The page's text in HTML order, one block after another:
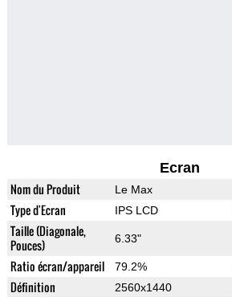
Ecran
Nom du Produit Le Max
Type d'Ecran IPS LCD
Taille (Diagonale,
Pouces)
6.33"
Ratio écran/appareil 79.2%
Définition 2560x1440